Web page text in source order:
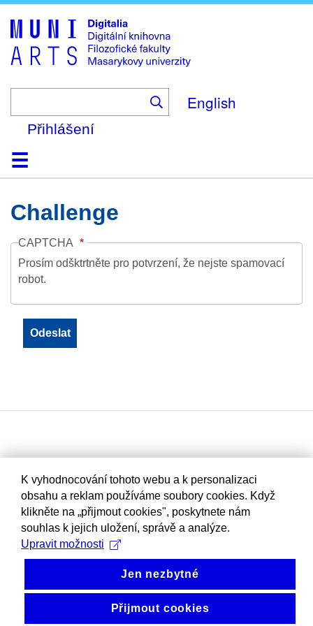
to
main
content
English
Přihlášení
DomůKolekce
Prohlížení
Vyhledávání
O platformě
Nápověda
KontaktDigitalia
Challenge
CAPTCHA
Prosím odšktrtněte pro potvrzení, že nejste spamovací
robot.
K vyhodnocování tohoto webu a k personalizaci
obsahu a reklam používáme soubory cookies. Když
klikněte na „přijmout cookies", poskytnete nám
souhlas k jejich uložení, správě a analýze.
Upravit možnosti
Jen nezbytné
Přijmout cookies